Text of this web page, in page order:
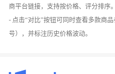
商平台链接，支持按价格、评分排序。
- 点击“对比”按钮可同时查看多款商
号），并标注历史价格波动。